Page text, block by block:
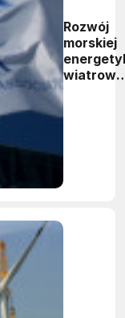
Rozwój
morskiej